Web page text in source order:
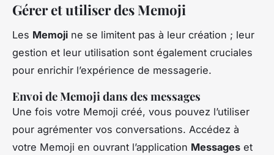
Gérer et utiliser des Memoji
Les Memoji ne se limitent pas à leur création ; leur
gestion et leur utilisation sont également cruciales
pour enrichir l’expérience de messagerie.
Envoi de Memoji dans des messages
Une fois votre Memoji créé, vous pouvez l’utiliser
pour agrémenter vos conversations. Accédez à
votre Memoji en ouvrant l’application Messages et